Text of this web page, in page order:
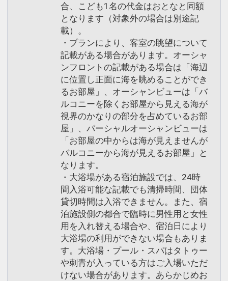
合、こども1名の代金はおとなと同額
となります（対象外の場合は別途記
載）。
・プランにより、客室の眺望について
記載がある場合があります。オーシャ
ンフロントの記載がある場合は「海辺
に位置し正面に海を眺めることができ
るお部屋」、オーシャンビューは「バ
ルコニーを除くお部屋から見える海が
視界のかなりの部分を占めているお部
屋」、パーシャルオーシャンビューは
「お部屋の中からは海が見えませんが
バルコニーから海が見えるお部屋」と
なります。
・大浴場がある宿泊施設では、24時
間入浴可能な記載でも清掃時間、団体
貸切時間は入浴できません。また、宿
泊施設側の都合で臨時に男性用と女性
用を入れ替える場合や、宿泊日により
大浴場の利用ができない場合もありま
す。大浴場・プール・スパはタトゥー
や刺青が入っている方はご入場いただ
けない場合があります。あらかじめお